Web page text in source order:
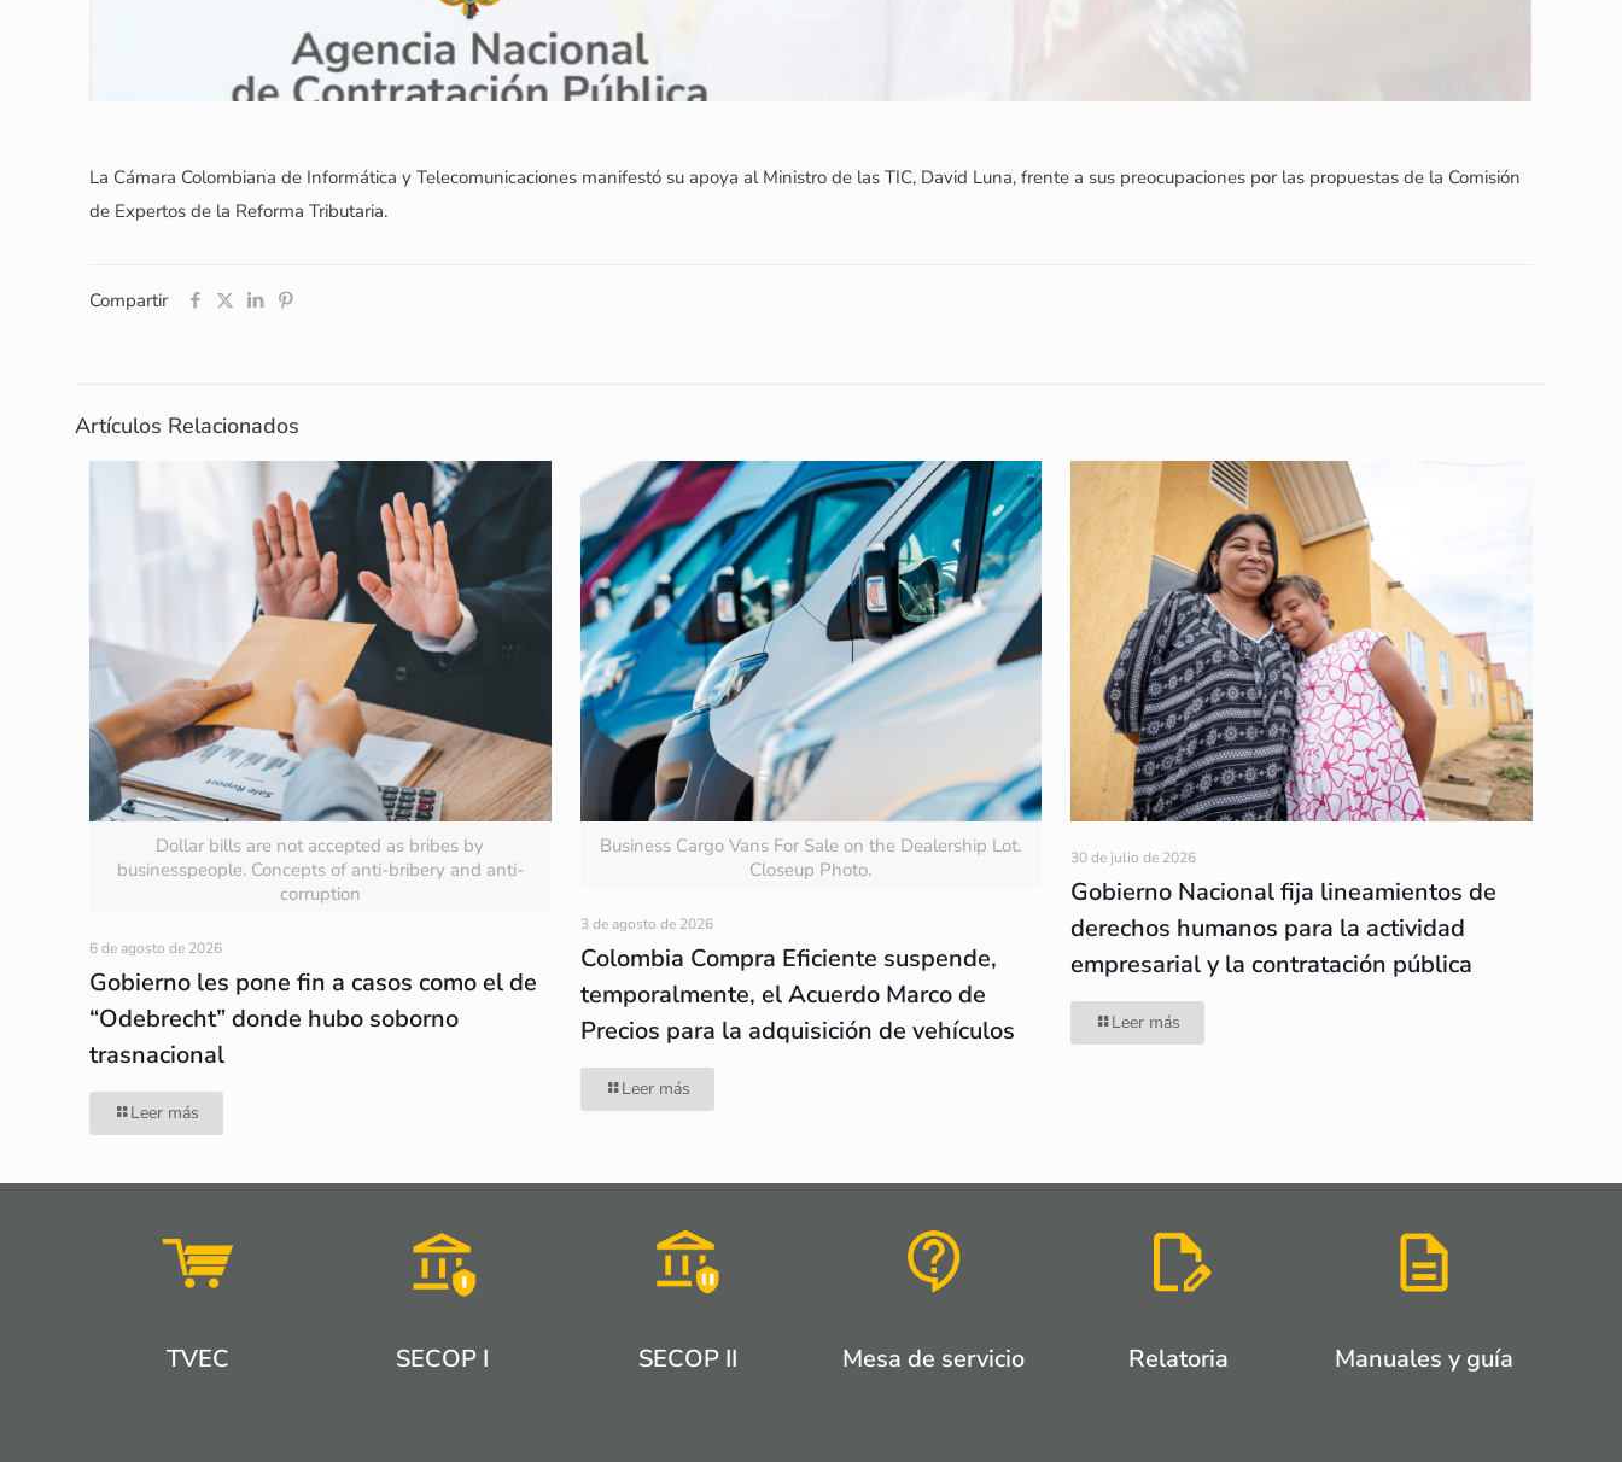
La Cámara Colombiana de Informática y Telecomunicaciones manifestó su apoya al Ministro de las TIC, David Luna, frente a sus preocupaciones por las propuestas de la Comisión
de Expertos de la Reforma Tributaria.
Compartir
Artículos Relacionados
Dollar bills are not accepted as bribes by
businesspeople. Concepts of anti-bribery and anti-
corruption
6 de agosto de 2026
Gobierno les pone fin a casos como el de
“Odebrecht” donde hubo soborno
trasnacional
Leer más
Business Cargo Vans For Sale on the Dealership Lot.
Closeup Photo.
3 de agosto de 2026
Colombia Compra Eficiente suspende,
temporalmente, el Acuerdo Marco de
Precios para la adquisición de vehículos
Leer más
30 de julio de 2026
Gobierno Nacional fija lineamientos de
derechos humanos para la actividad
empresarial y la contratación pública
Leer más
TVEC SECOP I SECOP II Mesa de servicio Relatoria Manuales y guía